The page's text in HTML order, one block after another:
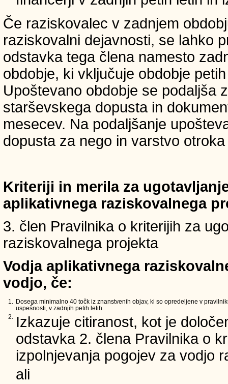
Če raziskovalec v zadnjem
raziskovalni dejavnosti, se lahko
odstavka tega člena namesto
obdobje, ki vključuje obdobje
Upoštevano obdobje se podaljša
starševskega dopusta in
mesecev. Na podaljšanje
dopusta za nego in varstvo
Kriteriji in merila za
aplikativnega raziskovalnega
3. člen Pravilnika o kriterijih za
raziskovalnega projekta
Vodja aplikativnega
vodjo, če:
1.
Dosega minimalno 40 točk iz znanstvenih objav, ki so opredeljene v
uspešnosti, v zadnjih petih letih.
2.
Izkazuje citiranost, kot je
odstavka 2. člena Pravilnika o
izpolnjevanja pogojev za vodjo
ali